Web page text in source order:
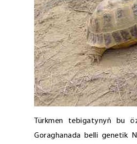
Türkmen tebigatynyň bu
Goraghanada belli genetik